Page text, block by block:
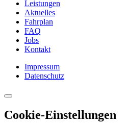
Leistungen
Aktuelles
Fahrplan
FAQ
Jobs
Kontakt
Impressum
Datenschutz
Cookie-Einstellungen